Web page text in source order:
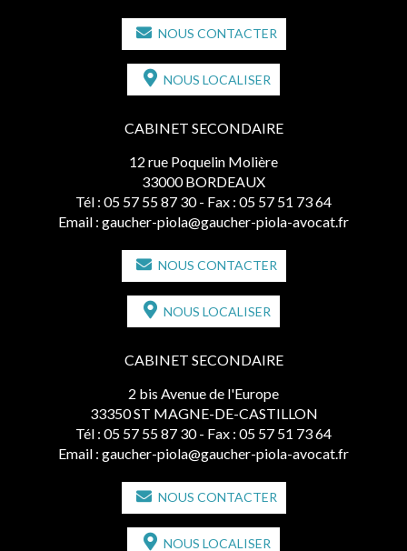
NOUS CONTACTER
NOUS LOCALISER
CABINET SECONDAIRE
12 rue Poquelin Molière
33000 BORDEAUX
Tél : 05 57 55 87 30 - Fax : 05 57 51 73 64
Email : gaucher-piola@gaucher-piola-avocat.fr
NOUS CONTACTER
NOUS LOCALISER
CABINET SECONDAIRE
2 bis Avenue de l'Europe
33350 ST MAGNE-DE-CASTILLON
Tél : 05 57 55 87 30 - Fax : 05 57 51 73 64
Email : gaucher-piola@gaucher-piola-avocat.fr
NOUS CONTACTER
NOUS LOCALISER